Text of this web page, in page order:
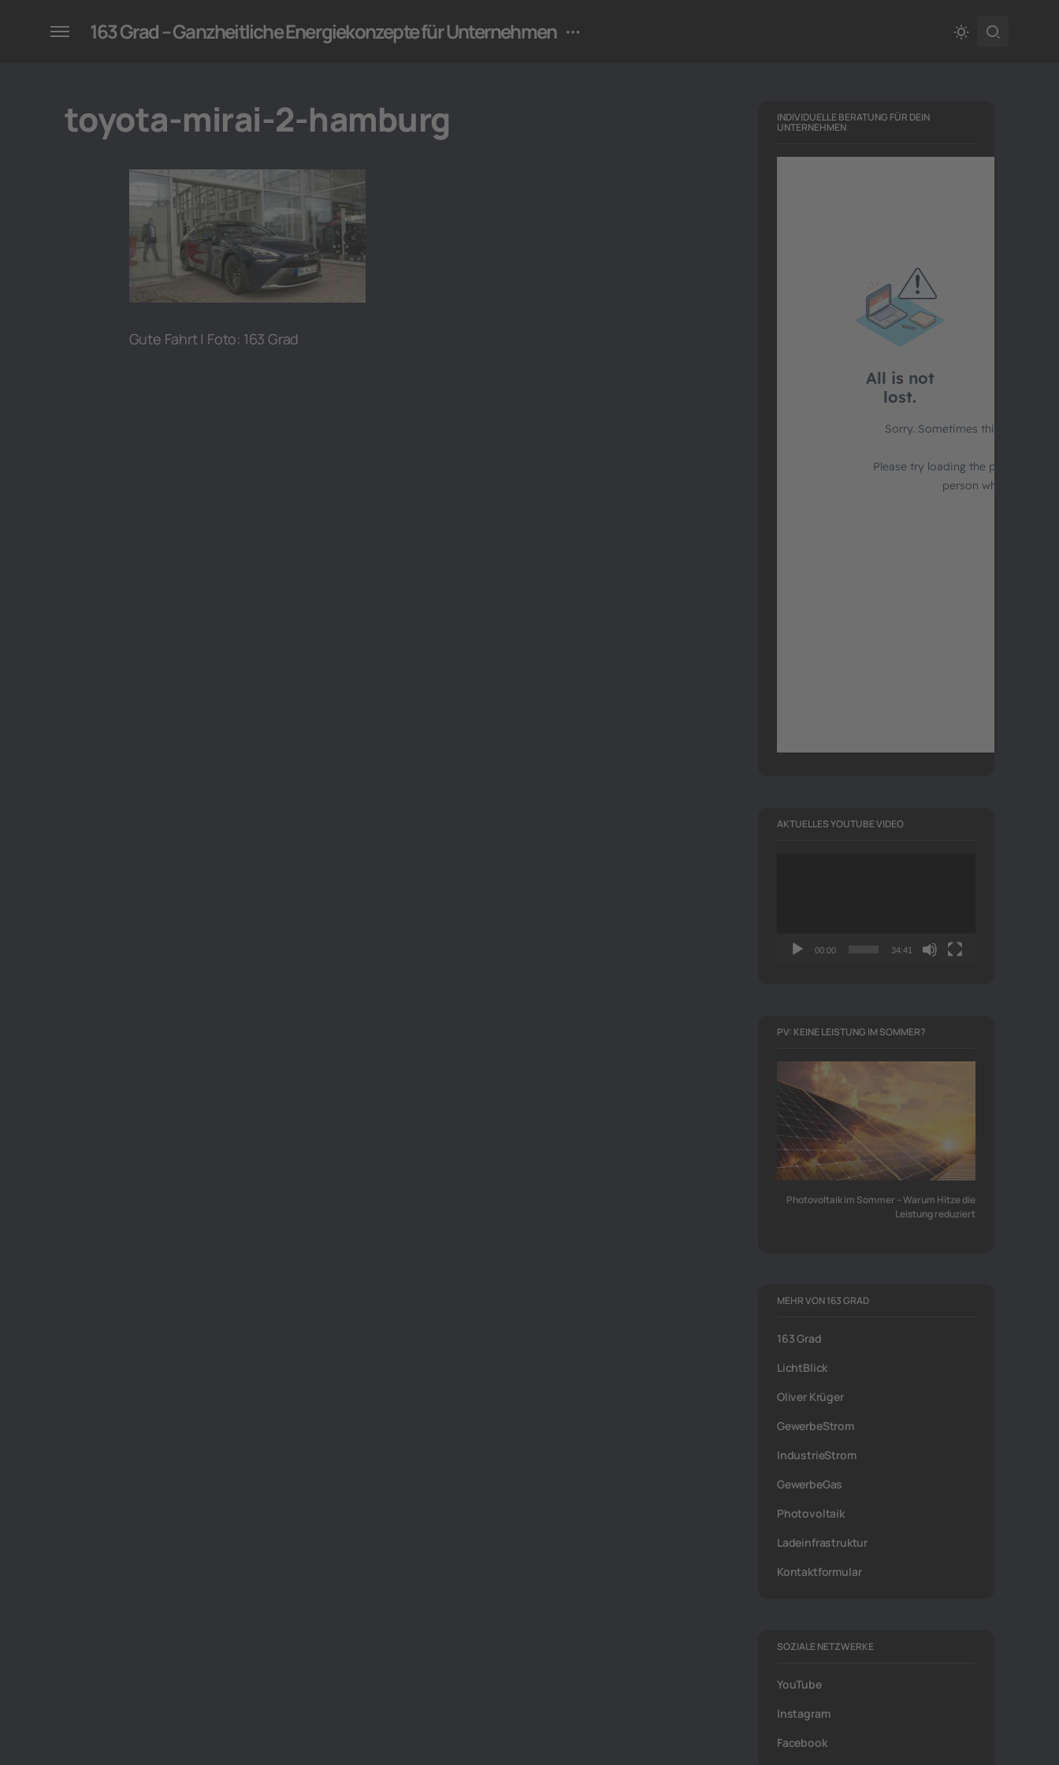
für Unternehmen
163 Grad – Ganzheitliche Energiekonzepte für Unternehmen
toyota-mirai-2-hamburg
Gute Fahrt | Foto: 163 Grad
INDIVIDUELLE BERATUNG FÜR DEIN
UNTERNEHMEN
AKTUELLES YOUTUBE VIDEO
00:00 34:41
PV: KEINE LEISTUNG IM SOMMER?
Photovoltaik im Sommer – Warum Hitze die
Leistung reduziert
MEHR VON 163 GRAD
163 Grad
LichtBlick
Oliver Krüger
GewerbeStrom
IndustrieStrom
GewerbeGas
Photovoltaik
Ladeinfrastruktur
Kontaktformular
SOZIALE NETZWERKE
YouTube
Instagram
Facebook